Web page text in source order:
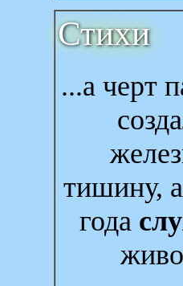
Стихи
...а черт
тишину,
года